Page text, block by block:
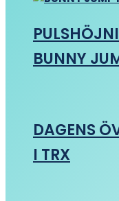
BUNNY
DAGENS
I TRX